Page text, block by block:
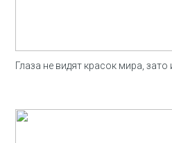
Глаза не видят красок мира,